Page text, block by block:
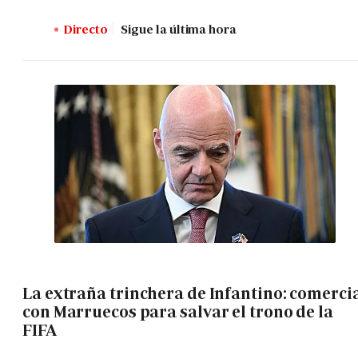
Directo Sigue la última hora
La extraña trinchera de Infantino:
con Marruecos para salvar el trono de la
FIFA